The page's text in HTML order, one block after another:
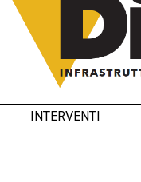
INTERVENTI